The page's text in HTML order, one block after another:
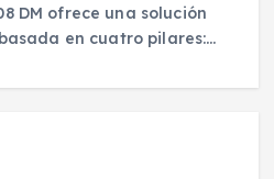
DM ofrece una solución
en cuatro pilares:…